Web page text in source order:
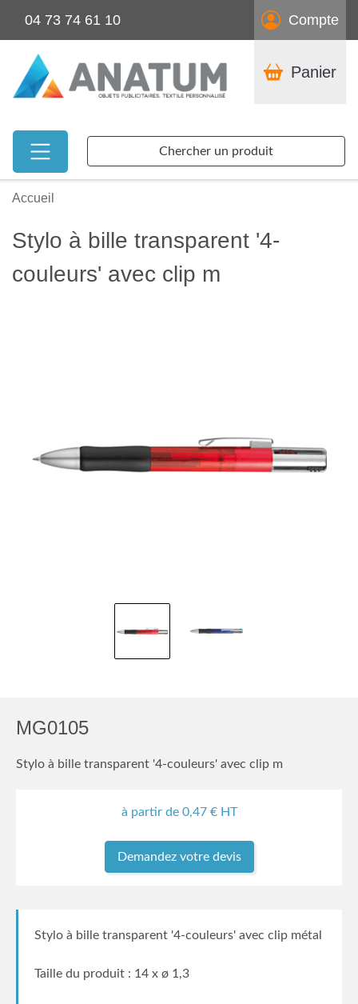
04 73 74 61 10 Compte
Panier
Chercher un produit
Accueil
Stylo à bille transparent '4-
couleurs' avec clip m
MG0105
Stylo à bille transparent '4-couleurs' avec clip m
à partir de 0,47€ HT
Demandez votre devis
Stylo à bille transparent '4-couleurs' avec clip métal
Taille du produit : 14 x ø 1,3